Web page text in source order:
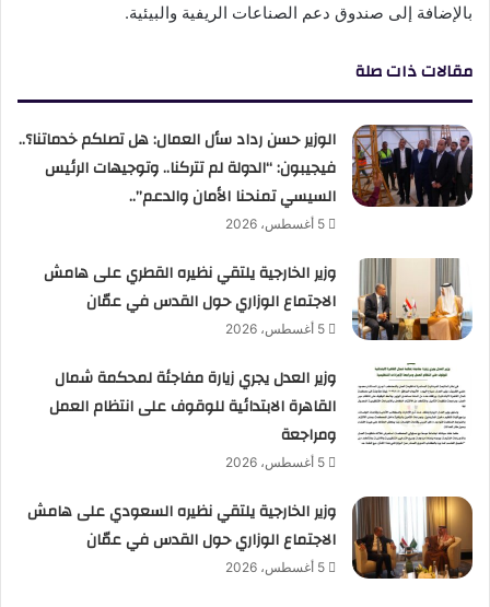
بالإضافة إلى صندوق دعم الصناعات الريفية والبيئية.
مقالات ذات صلة
الوزير حسن رداد سأل العمال: هل تصلكم خدماتنا؟..
فيجيبون: “الدولة لم تتركنا.. وتوجيهات الرئيس
السيسي تمنحنا الأمان والدعم”..
5 أغسطس، 2026
وزير الخارجية يلتقي نظيره القطري على هامش
الاجتماع الوزاري حول القدس في عمّان
5 أغسطس، 2026
وزير العدل يجري زيارة مفاجئة لمحكمة شمال
القاهرة الابتدائية للوقوف على انتظام العمل
ومراجعة
5 أغسطس، 2026
وزير الخارجية يلتقي نظيره السعودي على هامش
الاجتماع الوزاري حول القدس في عمّان
5 أغسطس، 2026